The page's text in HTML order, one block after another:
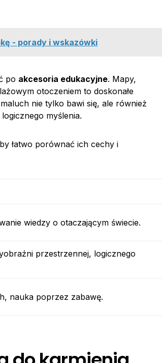
- porady i wskazówki
po akcesoria edukacyjne. Mapy,
otoczeniem to doskonałe
nie tylko bawi się, ale również
myślenia.
łatwo porównać ich cechy i
wiedzy o otaczającym świecie.
przestrzennej, logicznego
nauka poprzez zabawę.